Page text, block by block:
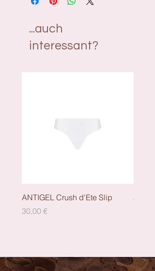
Polyester, 14% Polyurethan, 3%
...auch
interessant?
ANTIGEL Crush d'Ete Slip
Preis
30,00 €